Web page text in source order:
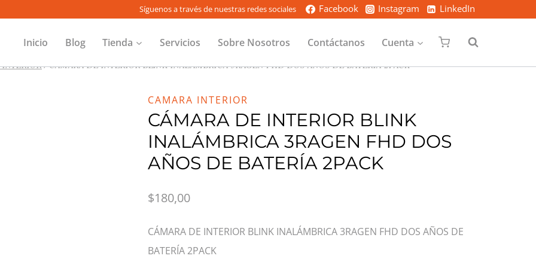
Síguenos a través de nuestras redes sociales Facebook Instagram LinkedIn
Inicio Blog Tienda Servicios Sobre Nosotros Contáctanos Cuenta
/ CÁMARA DE INTERIOR BLINK INALÁMBRICA 3RAGEN FHD DOS AÑOS DE BATERÍA 2PACK
CAMARA INTERIOR
CÁMARA DE INTERIOR BLINK
INALÁMBRICA 3RAGEN FHD DOS
AÑOS DE BATERÍA 2PACK
$180,00
CÁMARA DE INTERIOR BLINK INALÁMBRICA 3RAGEN FHD DOS AÑOS DE
BATERÍA 2PACK